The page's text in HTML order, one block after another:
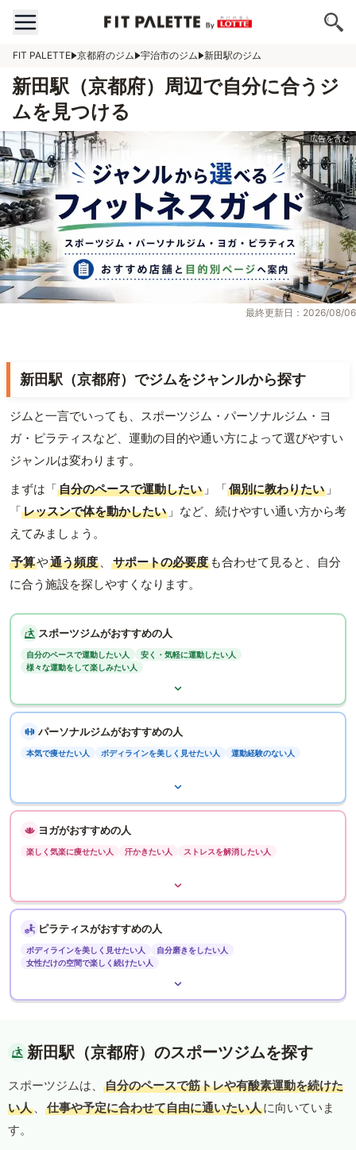
FIT PALETTE 京都府のジム 宇治市のジム 新田駅のジム
新田駅（京都府）周辺で自分に合うジ
ムを見つける
最終更新日：2026/08/06
新田駅（京都府）でジムをジャンルから探す
ジムと一言でいっても、スポーツジム・パーソナルジム・ヨ
ガ・ピラティスなど、運動の目的や通い方によって選びやすい
ジャンルは変わります。
まずは「自分のペースで運動したい 」「個別に教わりたい 」
「レッスンで体を動かしたい 」など、続けやすい通い方から考
えてみましょう。
予算や通う頻度 、 サポートの必要度 も合わせて見ると、自分
に合う施設を探しやすくなります。
スポーツジムがおすすめの人
自分のペースで運動したい人
安く・気軽に運動したい人
様々な運動をして楽しみたい人
パーソナルジムがおすすめの人
本気で痩せたい人 ボディラインを美しく見せたい人 運動経験のない人
ヨガがおすすめの人
楽しく気楽に痩せたい人 汗かきたい人 ストレスを解消したい人
ピラティスがおすすめの人
ボディラインを美しく見せたい人
自分磨きをしたい人
女性だけの空間で楽しく続けたい人
新田駅（京都府）のスポーツジムを探す
スポーツジムは、
自分のペースで筋トレや有酸素運動を続けた
い人 、 仕事や予定に合わせて自由に通いたい人に向いていま
す。